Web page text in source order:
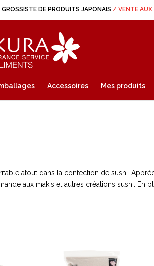
GROSSISTE DE PRODUITS JAPONAIS / VENTE AUX
Accessoires Mes produits
atout dans la confection de sushi.
aux makis et autres créations sushi. En